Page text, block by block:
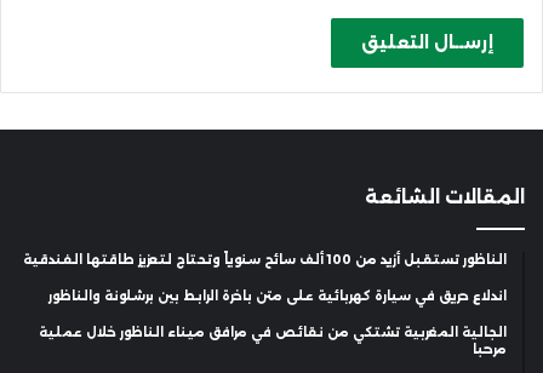
المقالات الشائعة
الناظور تستقبل أزيد من 100 ألف سائح سنوياً وتحتاج لتعزيز طاقتها الفندقية
اندلاع حريق في سيارة كهربائية على متن باخرة الرابط بين برشلونة والناظور
الجالية المغربية تشتكي من نقائص في مرافق ميناء الناظور خلال عملية
مرحبا